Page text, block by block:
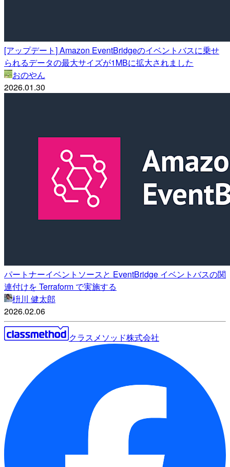
[アップデート] Amazon EventBridgeのイベントバスに乗せ
られるデータの最大サイズが1MBに拡大されました
おのやん
2026.01.30
パートナーイベントソースと EventBridge イベントバスの関
連付けを Terraform で実施する
枡川 健太郎
2026.02.06
クラスメソッド株式会社